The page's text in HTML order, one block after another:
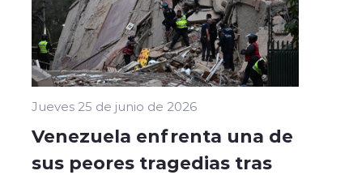
Jueves 25 de junio de 2026
Venezuela enfrenta una de
sus peores tragedias tras